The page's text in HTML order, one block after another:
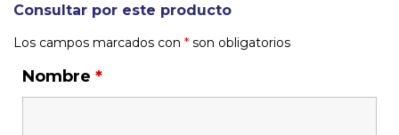
Consultar por este producto
Los campos marcados con * son obligatorios
Nombre *